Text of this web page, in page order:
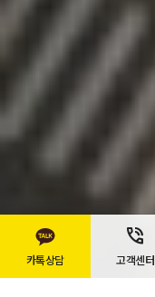
카톡상담 고객센터